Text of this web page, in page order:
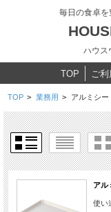
毎日の食卓を
ハウ
TOP ご
TOP > 業務用 > アルミシー
アル
使い